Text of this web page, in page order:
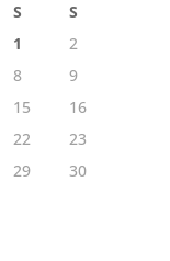
S
S
1
2
8
9
15
16
22
23
29
30